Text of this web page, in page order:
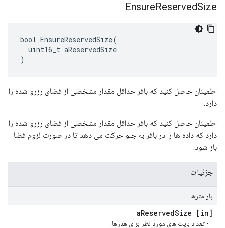
EnsureReservedSize
bool EnsureReservedSize(
  uint16_t aReservedSize
)
اطمینان حاصل کنید که بافر حداقل مقدار مشخصی از فضای رزرو شده را
دارد.
اطمینان حاصل کنید که بافر حداقل مقدار مشخصی از فضای رزرو شده را
دارد که داده ها را در بافر به جلو حرکت می دهد تا در صورت لزوم فضا
باز شود.
جزئیات
پارامترها
[in] a
ReservedSize
- تعداد بایت های مورد نظر برای هدرها.